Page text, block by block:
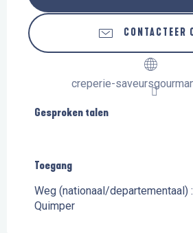
CONTACTEER
creperie-
Gesproken talen
Gesproken talen
Toegang
Toegang
Weg (nationaal/departementaal)
Quimper